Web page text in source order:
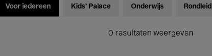
Voor iedereen Kids’ Palace Onderwijs
0 resultaten weergeven